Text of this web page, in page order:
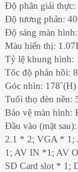
Độ phân giải
Độ tương phản:
Độ sáng màn
Màu hiển thị:
Tỷ lệ khung hình:
Tốc độ phản hồi:
Góc nhìn:
Tuổi thọ đèn nền:
Bảo vệ màn hình:
Đầu vào (mặt
2.1 * 2; VGA * 1;
1; AV IN *1; AV
SD Card slot * 1;